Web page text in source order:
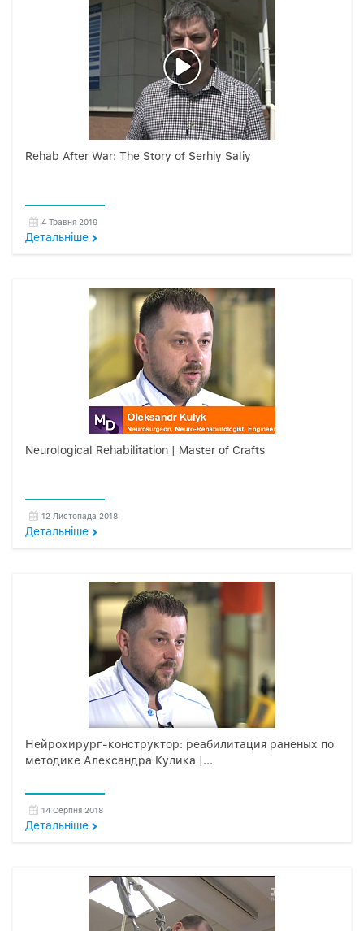
Rehab After War: The Story of Serhiy Saliy
4 Травня 2019
Детальнiше
Neurological Rehabilitation | Master of Crafts
12 Листопада 2018
Детальнiше
Нейрохирург-конструктор: реабилитация раненых по
методике Александра Кулика |...
14 Серпня 2018
Детальнiше